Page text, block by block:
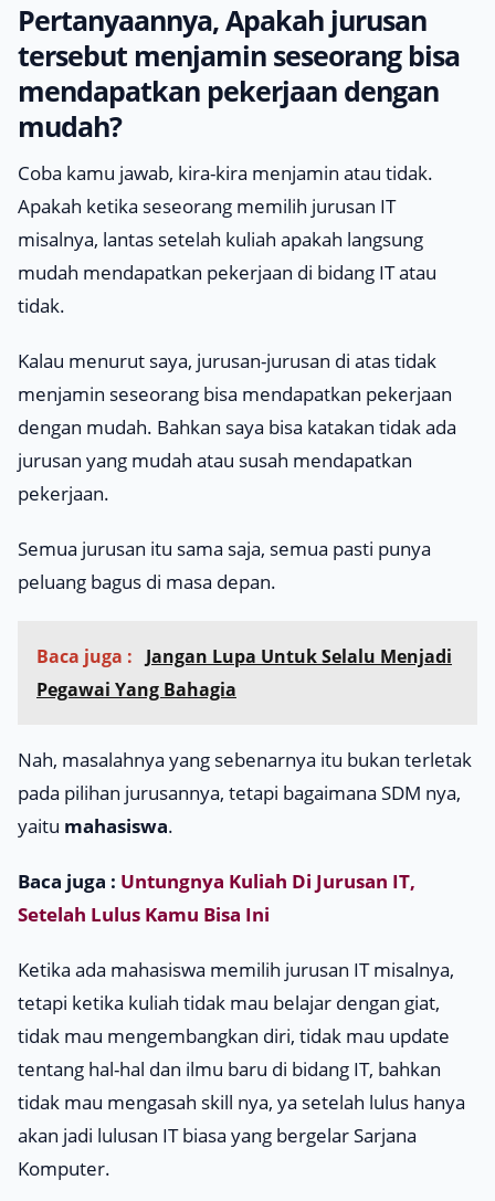
Pertanyaannya, Apakah jurusan
tersebut menjamin seseorang bisa
mendapatkan pekerjaan dengan
mudah?
Coba kamu jawab, kira-kira menjamin atau tidak.
Apakah ketika seseorang memilih jurusan IT
misalnya, lantas setelah kuliah apakah langsung
mudah mendapatkan pekerjaan di bidang IT atau
tidak.
Kalau menurut saya, jurusan-jurusan di atas tidak
menjamin seseorang bisa mendapatkan pekerjaan
dengan mudah. Bahkan saya bisa katakan tidak ada
jurusan yang mudah atau susah mendapatkan
pekerjaan.
Semua jurusan itu sama saja, semua pasti punya
peluang bagus di masa depan.
Baca juga :
Jangan Lupa Untuk Selalu Menjadi
Pegawai Yang Bahagia
Nah, masalahnya yang sebenarnya itu bukan terletak
pada pilihan jurusannya, tetapi bagaimana SDM nya,
yaitu mahasiswa.
Baca juga : Untungnya Kuliah Di Jurusan IT,
Setelah Lulus Kamu Bisa Ini
Ketika ada mahasiswa memilih jurusan IT misalnya,
tetapi ketika kuliah tidak mau belajar dengan giat,
tidak mau mengembangkan diri, tidak mau update
tentang hal-hal dan ilmu baru di bidang IT, bahkan
tidak mau mengasah skill nya, ya setelah lulus hanya
akan jadi lulusan IT biasa yang bergelar Sarjana
Komputer.